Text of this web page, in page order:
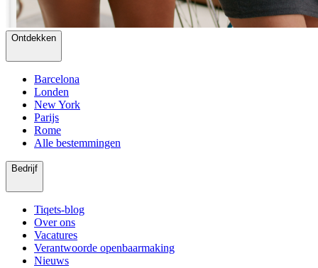
Ontdekken
Barcelona
Londen
New York
Parijs
Rome
Alle bestemmingen
Bedrijf
Tiqets-blog
Over ons
Vacatures
Verantwoorde openbaarmaking
Nieuws